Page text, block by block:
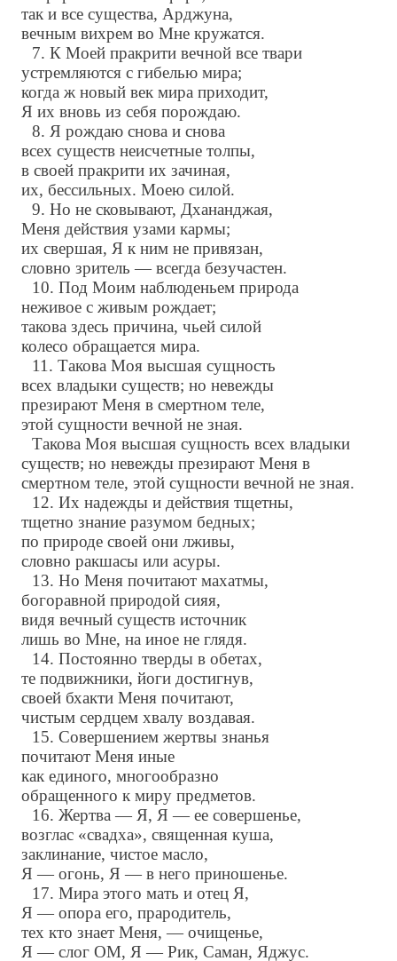
так и все существа, Арджуна,
вечным вихрем во Мне кружатся.
7. К Моей пракрити вечной все твари
устремляются с гибелью мира;
когда ж новый век мира приходит,
Я их вновь из себя порождаю.
8. Я рождаю снова и снова
всех существ неисчетные толпы,
в своей пракрити их зачиная,
их, бессильных. Моею силой.
9. Но не сковывают, Дхананджая,
Меня действия узами кармы;
их свершая, Я к ним не привязан,
словно зритель — всегда безучастен.
10. Под Моим наблюденьем природа
неживое с живым рождает;
такова здесь причина, чьей силой
колесо обращается мира.
11. Такова Моя высшая сущность
всех владыки существ; но невежды
презирают Меня в смертном теле,
этой сущности вечной не зная.
Такова Моя высшая сущность всех владыки
существ; но невежды презирают Меня в
смертном теле, этой сущности вечной не зная.
12. Их надежды и действия тщетны,
тщетно знание разумом бедных;
по природе своей они лживы,
словно ракшасы или асуры.
13. Но Меня почитают махатмы,
богоравной природой сияя,
видя вечный существ источник
лишь во Мне, на иное не глядя.
14. Постоянно тверды в обетах,
те подвижники, йоги достигнув,
своей бхакти Меня почитают,
чистым сердцем хвалу воздавая.
15. Совершением жертвы знанья
почитают Меня иные
как единого, многообразно
обращенного к миру предметов.
16. Жертва — Я, Я — ее совершенье,
возглас «свадха», священная куша,
заклинание, чистое масло,
Я — огонь, Я — в него приношенье.
17. Мира этого мать и отец Я,
Я — опора его, прародитель,
тех кто знает Меня, — очищенье,
Я — слог ОМ, Я — Рик, Саман, Яджус.